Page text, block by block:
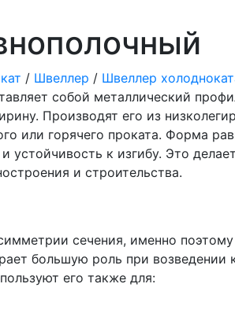
/ Швеллер / Швеллер
собой металлический
Производят его из
или горячего проката. Форма
устойчивость к изгибу. Это
и строительства.
сечения, именно
большую роль при возведении
его также для: